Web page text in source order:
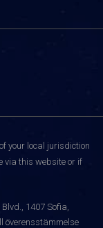
your local jurisdiction
via this website or if
1407 Sofia,
överensstämmelse